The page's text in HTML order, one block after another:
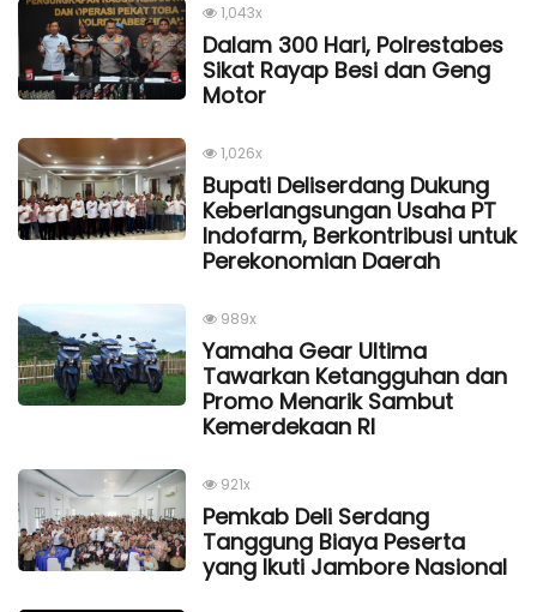
1,043x
Dalam 300 Hari, Polrestabes
Sikat Rayap Besi dan Geng
Motor
1,026x
Bupati Deliserdang Dukung
Keberlangsungan Usaha PT
Indofarm, Berkontribusi untuk
Perekonomian Daerah
989x
Yamaha Gear Ultima
Tawarkan Ketangguhan dan
Promo Menarik Sambut
Kemerdekaan Rl
921x
Pemkab Deli Serdang
Tanggung Biaya Peserta
yang Ikuti Jambore Nasional